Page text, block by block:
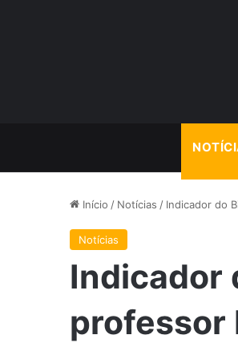
Início / Notícias / Indicador do
Notícias
Indicador
professor